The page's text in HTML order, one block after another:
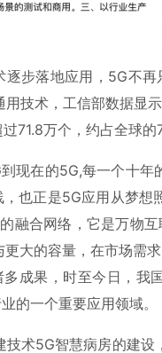
步落地应用，5G不
技术，工信部数据显
71.8万个，约占全球的
现在的5G,每一个十
也正是5G应用从梦想
融合网络，它是万物
大的容量，在市场需
成果，时至今日，我
的一个重要应用领域。
术5G智慧病房的建